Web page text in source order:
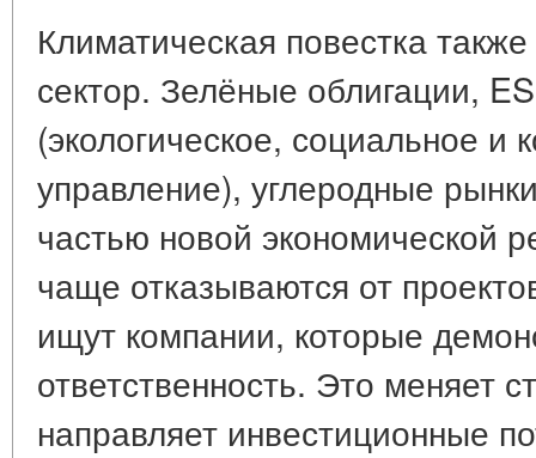
Климатическая повестка
сектор. Зелёные облигации,
(экологическое, социальное и
управление), углеродные
частью новой экономической
чаще отказываются от
ищут компании, которые
ответственность. Это меняет
направляет инвестиционные